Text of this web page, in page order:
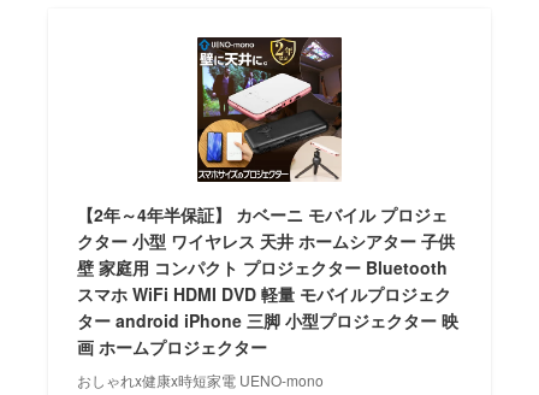
【2年～4年半保証】 カベーニ モバイル プロジェ
クター 小型 ワイヤレス 天井 ホームシアター 子供
壁 家庭用 コンパクト プロジェクター Bluetooth
スマホ WiFi HDMI DVD 軽量 モバイルプロジェク
ター android iPhone 三脚 小型プロジェクター 映
画 ホームプロジェクター
おしゃれx健康x時短家電 UENO-mono